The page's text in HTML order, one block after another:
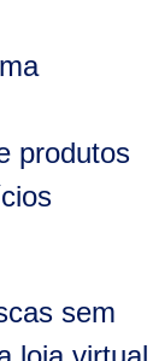
produtos
sem